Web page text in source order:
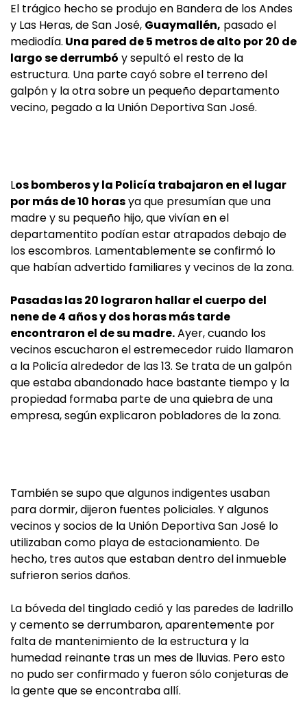
El trágico hecho se produjo en Bandera de los Andes
y Las Heras, de San José, Guaymallén, pasado el
mediodía. Una pared de 5 metros de alto por 20 de
largo se derrumbó y sepultó el resto de la
estructura. Una parte cayó sobre el terreno del
galpón y la otra sobre un pequeño departamento
vecino, pegado a la Unión Deportiva San José.
Los bomberos y la Policía trabajaron en el lugar
por más de 10 horasya que presumían que una
madre y su pequeño hijo, que vivían en el
departamentito podían estar atrapados debajo de
los escombros. Lamentablemente se confirmó lo
que habían advertido familiares y vecinos de la zona.
Pasadas las 20 lograron hallar el cuerpo del
nene de 4 años y dos horas más tarde
encontraron el de su madre.Ayer, cuando los
vecinos escucharon el estremecedor ruido llamaron
a la Policía alrededor de las 13. Se trata de un galpón
que estaba abandonado hace bastante tiempo y la
propiedad formaba parte de una quiebra de una
empresa, según explicaron pobladores de la zona.
También se supo que algunos indigentes usaban
para dormir, dijeron fuentes policiales. Y algunos
vecinos y socios de la Unión Deportiva San José lo
utilizaban como playa de estacionamiento. De
hecho, tres autos que estaban dentro del inmueble
sufrieron serios daños.
La bóveda del tinglado cedió y las paredes de ladrillo
y cemento se derrumbaron, aparentemente por
falta de mantenimiento de la estructura y la
humedad reinante tras un mes de lluvias. Pero esto
no pudo ser confirmado y fueron sólo conjeturas de
la gente que se encontraba allí.